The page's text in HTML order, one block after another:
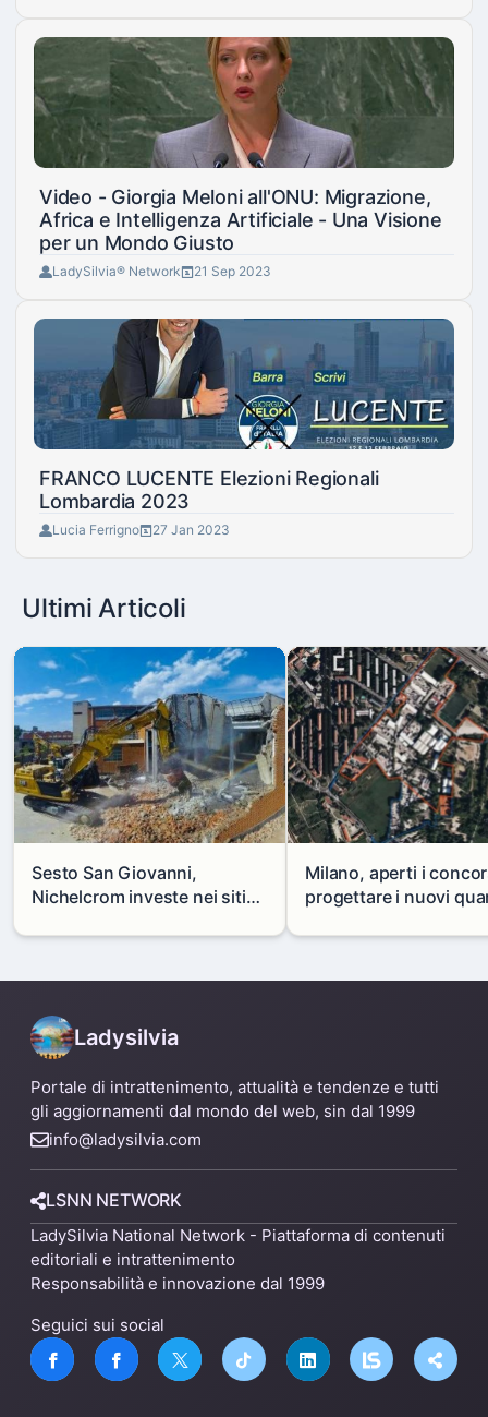
Video - Giorgia Meloni all'ONU: Migrazione,
Africa e Intelligenza Artificiale - Una Visione
per un Mondo Giusto
LadySilvia® Network 21 Sep 2023
FRANCO LUCENTE Elezioni Regionali
Lombardia 2023
Lucia Ferrigno 27 Jan 2023
Ultimi Articoli
Sesto San Giovanni,
Nichelcrom investe nei siti
capannone per fare spazio a
Milano, aperti i
progettare i nuovi
Mare
Ladysilvia
Portale di intrattenimento, attualità e tendenze e tutti
gli aggiornamenti dal mondo del web, sin dal 1999
info@ladysilvia.com
LSNN NETWORK
LadySilvia National Network - Piattaforma di contenuti
editoriali e intrattenimento
Responsabilità e innovazione dal 1999
Seguici sui social